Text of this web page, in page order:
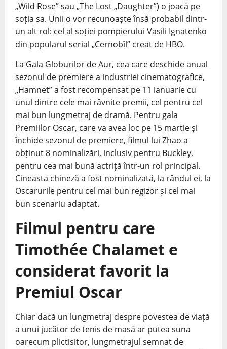
„Wild Rose” sau „The Lost „Daughter”) o joacă pe
soția sa. Unii o vor recunoaște însă probabil dintr-
un alt rol: cel al soției pompierului Vasili Ignatenko
din popularul serial „Cernobîl” creat de HBO.
La Gala Globurilor de Aur, cea care deschide anual
sezonul de premiere a industriei cinematografice,
„Hamnet” a fost recompensat pe 11 ianuarie cu
unul dintre cele mai râvnite premii, cel pentru cel
mai bun lungmetraj de dramă. Pentru gala
Premiilor Oscar, care va avea loc pe 15 martie și
închide sezonul de premiere, filmul lui Zhao a
obținut 8 nominalizări, inclusiv pentru Buckley,
pentru cea mai bună actriță într-un rol principal.
Cineasta chineză a fost nominalizată, la rândul ei, la
Oscarurile pentru cel mai bun regizor și cel mai
bun scenariu adaptat.
Filmul pentru care
Timothée Chalamet e
considerat favorit la
Premiul Oscar
Chiar dacă un lungmetraj despre povestea de viață
a unui jucător de tenis de masă ar putea suna
oarecum plictisitor, lungmetrajul semnat de